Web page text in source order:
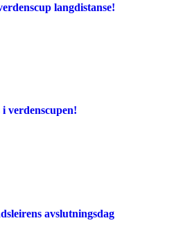
langdistanse!
i verdenscupen!
avslutningsdag